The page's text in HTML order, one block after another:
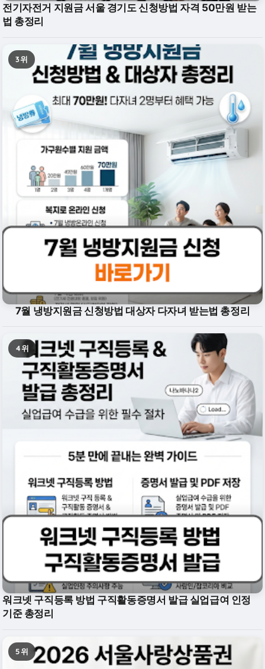
전기자전거 지원금 서울 경기도 신청방법 자격 50만원 받는
법 총정리
3위
7월 냉방지원금 신청방법 대상자 다자녀 받는법 총정리
4위
워크넷 구직등록 방법 구직활동증명서 발급 실업급여 인정
기준 총정리
5위